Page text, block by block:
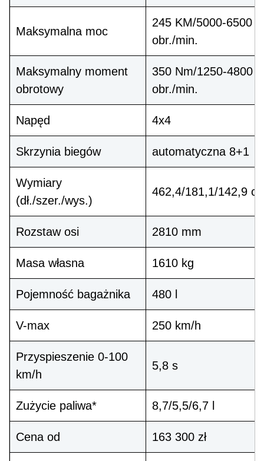
Maksymalna moc
245 KM/5000-6500
obr./min.
Maksymalny moment
obrotowy
350 Nm/1250-4800
obr./min.
Napęd 4x4
Skrzynia biegów automatyczna 8+1
Wymiary
(dł./szer./wys.)
462,4/181,1/142,9
Rozstaw osi 2810 mm
Masa własna 1610 kg
Pojemność bagażnika 480 l
V-max 250 km/h
Przyspieszenie 0-100
km/h
5,8 s
Zużycie paliwa* 8,7/5,5/6,7 l
Cena od 163 300 zł